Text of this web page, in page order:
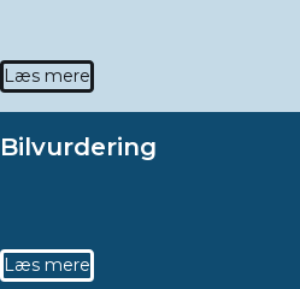
Læs mere
Bilvurdering
Læs mere